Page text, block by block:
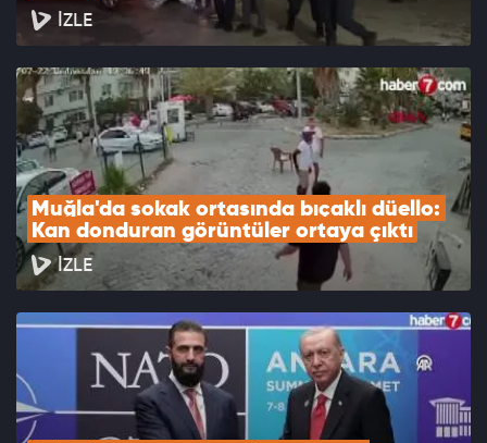
İZLE
Muğla'da sokak ortasında bıçaklı düello:
Kan donduran görüntüler ortaya çıktı
İZLE